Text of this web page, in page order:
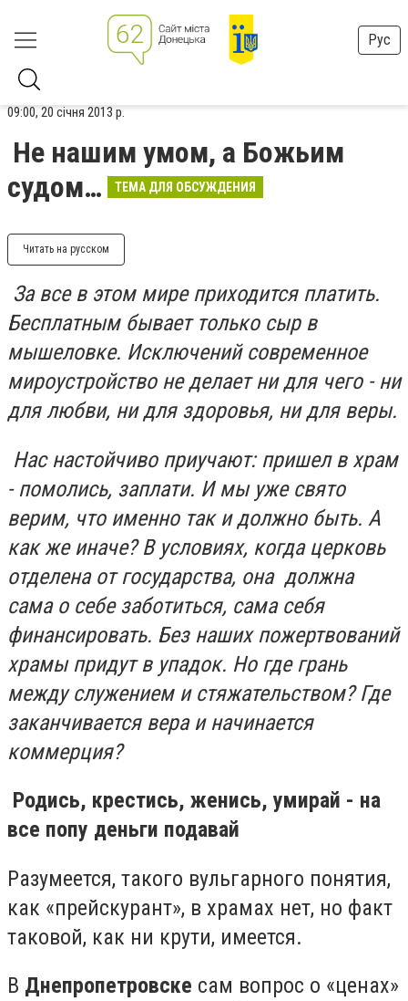
Рус
09:00, 20 січня 2013 р.
Не нашим умом, а Божьим
судом…
ТЕМА ДЛЯ ОБСУЖДЕНИЯ
Читать на русском
За все в этом мире приходится платить.
Бесплатным бывает только сыр в
мышеловке. Исключений современное
мироустройство не делает ни для чего - ни
для любви, ни для здоровья, ни для веры.
Нас настойчиво приучают: пришел в храм
- помолись, заплати. И мы уже свято
верим, что именно так и должно быть. А
как же иначе? В условиях, когда церковь
отделена от государства, она должна
сама о себе заботиться, сама себя
финансировать. Без наших пожертвований
храмы придут в упадок. Но где грань
между служением и стяжательством? Где
заканчивается вера и начинается
коммерция?
Родись, крестись, женись, умирай - на
все попу деньги подавай
Разумеется, такого вульгарного понятия,
как «прейскурант», в храмах нет, но факт
таковой, как ни крути, имеется.
В Днепропетровске сам вопрос о «ценах»